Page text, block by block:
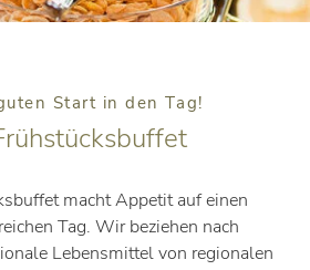
Start in den Tag!
macht Appetit auf einen
Tag. Wir beziehen nach
Lebensmittel von regionalen